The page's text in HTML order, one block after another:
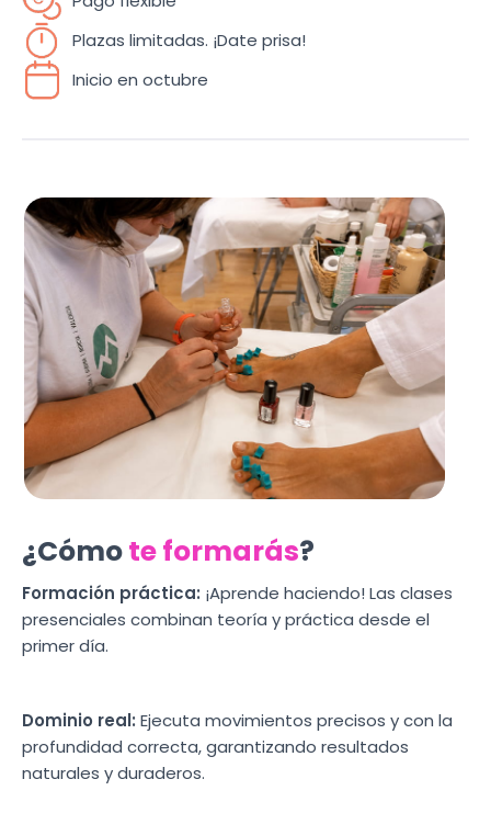
Plazas limitadas. ¡Date prisa!
Inicio en octubre
¿Cómote formarás?
Formación práctica: ¡Aprende haciendo! Las clases
presenciales combinan teoría y práctica desde el
primer día.
Dominio real: Ejecuta movimientos precisos y con la
profundidad correcta, garantizando resultados
naturales y duraderos.